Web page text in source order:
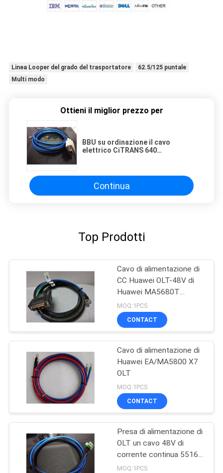
Linea Looper del grado del trasportatore
62.5/125 puntale
Multi modo
Ottieni il miglior prezzo per
BBU su ordinazione il cavo
elettrico CiTRANS 640
Continua
Top Prodotti
Cavo di alimentazione di
CC Huawei OLT-48V di
Huawei MA5680T
5683T
MOQ:1PCS
CONTACT
Cavo di alimentazione di
Huawei EA/MA5800 X7
OLT
MOQ:1PCS
CONTACT
Presa di alimentazione di
OLT un cavo 48V di
corrente continua 5516-
04
MOQ:1PCS